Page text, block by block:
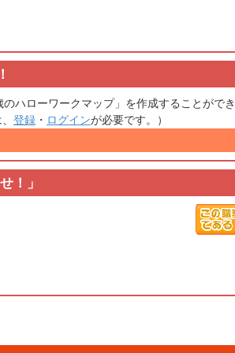
ハローワークマップ」を作成することがで
登録 ・ ログインが必要です。）
！」